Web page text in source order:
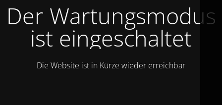
Der Wartungsmodus
ist eingeschaltet
Die Website ist in Kürze wieder erreichbar